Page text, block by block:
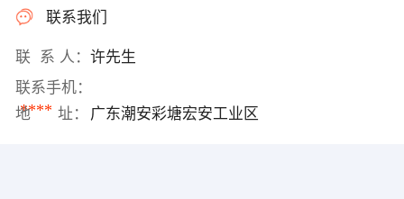
联系我们
联 系 人： 许先生
联系手机：
****
地 址： 广东潮安彩塘宏安工业区